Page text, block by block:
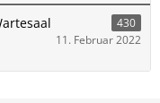
430
11. Februar 2022